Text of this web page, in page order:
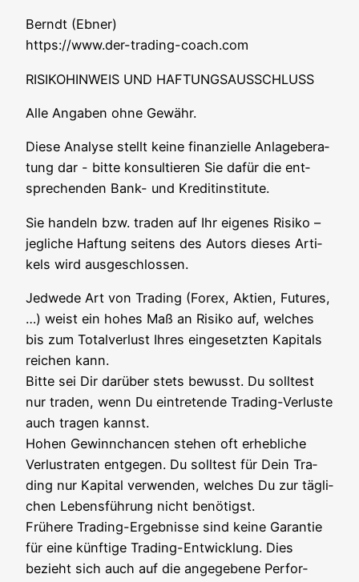
Berndt (Ebner)
https://www.der-trading-coach.com
RISIKOHINWEIS UND HAFTUNGSAUSSCHLUSS
Alle Anga­ben ohne Gewähr.
Die­se Ana­ly­se stellt kei­ne finan­zi­el­le Anla­ge­be­ra­
tung dar - bit­te kon­sul­tie­ren Sie dafür die ent­
spre­chen­den Bank- und Kreditinstitute.
Sie han­deln bzw. traden auf Ihr eige­nes Risi­ko –
jeg­li­che Haf­tung sei­tens des Autors die­ses Arti­
kels wird ausgeschlossen.
Jed­we­de Art von Tra­ding (Forex, Akti­en, Futures,
…) weist ein hohes Maß an Risi­ko auf, wel­ches
bis zum Total­ver­lust Ihres ein­ge­setz­ten Kapi­tals
rei­chen kann.
Bit­te sei Dir dar­über stets bewusst. Du soll­test
nur traden, wenn Du ein­tre­ten­de Tra­ding-Ver­lus­te
auch tra­gen kannst.
Hohen Gewinn­chan­cen ste­hen oft erheb­li­che
Ver­lust­ra­ten ent­ge­gen. Du soll­test für Dein Tra­
ding nur Kapi­tal ver­wen­den, wel­ches Du zur täg­li­
chen Lebens­füh­rung nicht benö­tigst.
Frü­he­re Tra­ding-Ergeb­nis­se sind kei­ne Garan­tie
für eine künf­ti­ge Tra­ding-Ent­wick­lung. Dies
bezieht sich auch auf die ange­ge­be­ne Per­for­